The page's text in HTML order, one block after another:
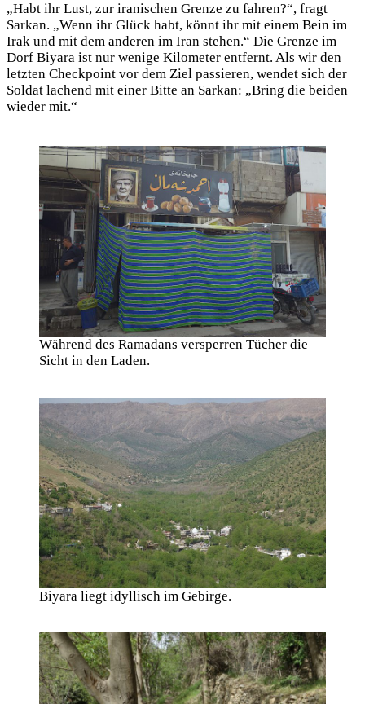
„Habt ihr Lust, zur iranischen Grenze zu fahren?“, fragt
Sarkan. „Wenn ihr Glück habt, könnt ihr mit einem Bein im
Irak und mit dem anderen im Iran stehen.“ Die Grenze im
Dorf Biyara ist nur wenige Kilometer entfernt. Als wir den
letzten Checkpoint vor dem Ziel passieren, wendet sich der
Soldat lachend mit einer Bitte an Sarkan: „Bring die beiden
wieder mit.“
Während des Ramadans versperren Tücher die
Sicht in den Laden.
Biyara liegt idyllisch im Gebirge.